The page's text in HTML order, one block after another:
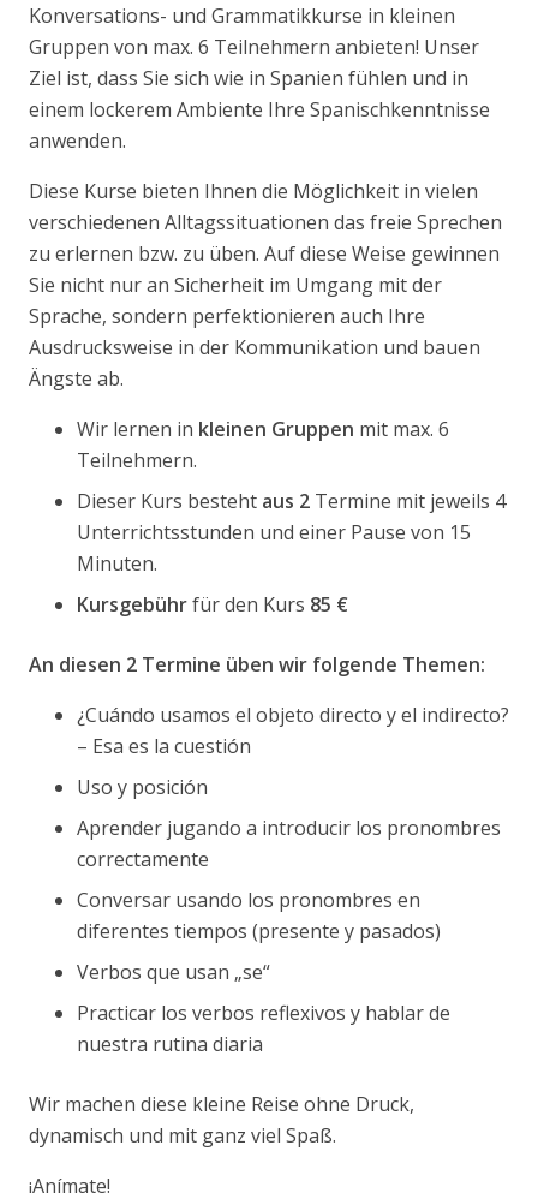
Konversations- und Grammatikkurse in kleinen
Gruppen von max. 6 Teilnehmern anbieten! Unser
Ziel ist, dass Sie sich wie in Spanien fühlen und in
einem lockerem Ambiente Ihre Spanischkenntnisse
anwenden.
Diese Kurse bieten Ihnen die Möglichkeit in vielen
verschiedenen Alltagssituationen das freie Sprechen
zu erlernen bzw. zu üben. Auf diese Weise gewinnen
Sie nicht nur an Sicherheit im Umgang mit der
Sprache, sondern perfektionieren auch Ihre
Ausdrucksweise in der Kommunikation und bauen
Ängste ab.
Wir lernen in kleinen Gruppen mit max. 6
Teilnehmern.
Dieser Kurs besteht aus 2 Termine mit jeweils 4
Unterrichtsstunden und einer Pause von 15
Minuten.
Kursgebührfür den Kurs 85 €
An diesen 2 Termine üben wir folgende Themen:
¿Cuándo usamos el objeto directo y el indirecto?
– Esa es la cuestión
Uso y posición
Aprender jugando a introducir los pronombres
correctamente
Conversar usando los pronombres en
diferentes tiempos (presente y pasados)
Verbos que usan „se“
Practicar los verbos reflexivos y hablar de
nuestra rutina diaria
Wir machen diese kleine Reise ohne Druck,
dynamisch und mit ganz viel Spaß.
¡Anímate!